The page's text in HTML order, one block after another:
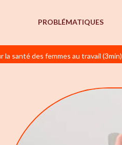
PROBLÉMATIQUES
santé des femmes au travail (3min)